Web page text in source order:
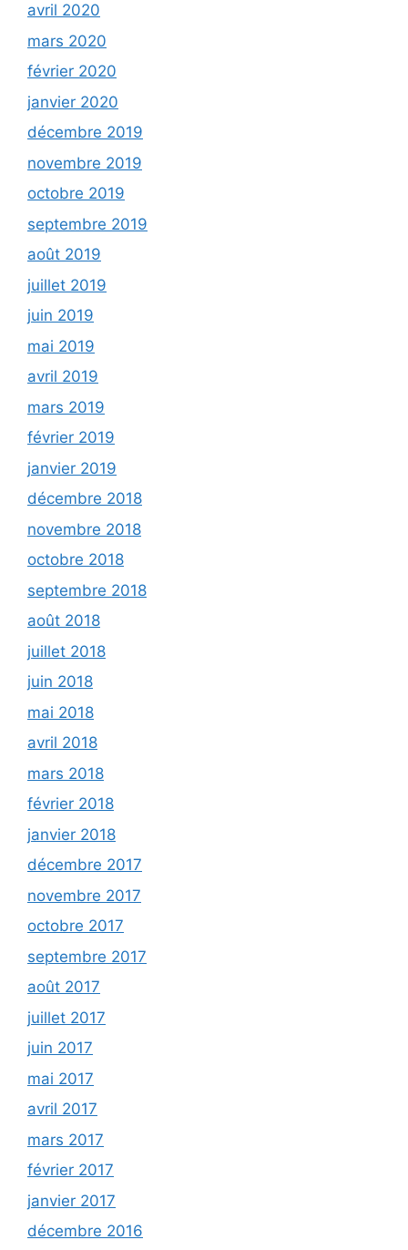
avril 2020
mars 2020
février 2020
janvier 2020
décembre 2019
novembre 2019
octobre 2019
septembre 2019
août 2019
juillet 2019
juin 2019
mai 2019
avril 2019
mars 2019
février 2019
janvier 2019
décembre 2018
novembre 2018
octobre 2018
septembre 2018
août 2018
juillet 2018
juin 2018
mai 2018
avril 2018
mars 2018
février 2018
janvier 2018
décembre 2017
novembre 2017
octobre 2017
septembre 2017
août 2017
juillet 2017
juin 2017
mai 2017
avril 2017
mars 2017
février 2017
janvier 2017
décembre 2016